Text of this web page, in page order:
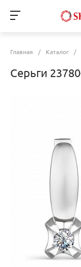
Главная / Каталог /
Серьги